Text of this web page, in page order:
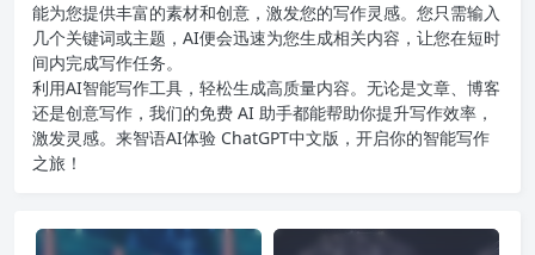
能为您提供丰富的素材和创意，激发您的写作灵感。您只需输入
几个关键词或主题，AI便会迅速为您生成相关内容，让您在短时
间内完成写作任务。
利用AI智能写作工具，轻松生成高质量内容。无论是文章、博客
还是创意写作，我们的免费 AI 助手都能帮助你提升写作效率，
激发灵感。来智语AI体验 ChatGPT中文版 ，开启你的智能写作
之旅！